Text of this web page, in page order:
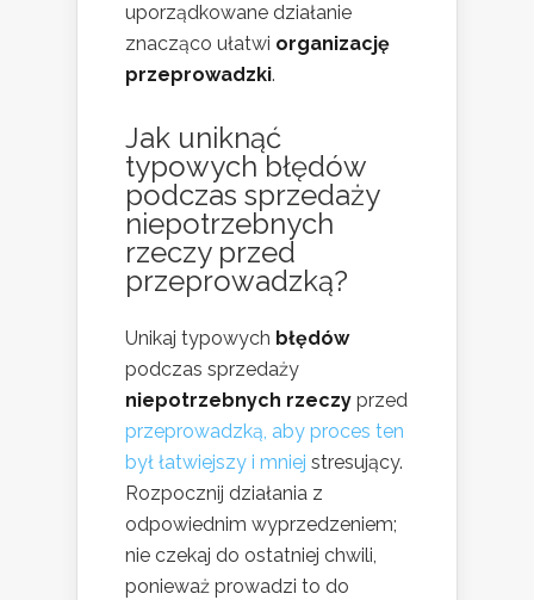
uporządkowane działanie
znacząco ułatwi organizację
przeprowadzki.
Jak uniknąć
typowych błędów
podczas sprzedaży
niepotrzebnych
rzeczy przed
przeprowadzką?
Unikaj typowych błędów
podczas sprzedaży
niepotrzebnych rzeczy przed
przeprowadzką, aby proces ten
był łatwiejszy i mniej stresujący.
Rozpocznij działania z
odpowiednim wyprzedzeniem;
nie czekaj do ostatniej chwili,
ponieważ prowadzi to do